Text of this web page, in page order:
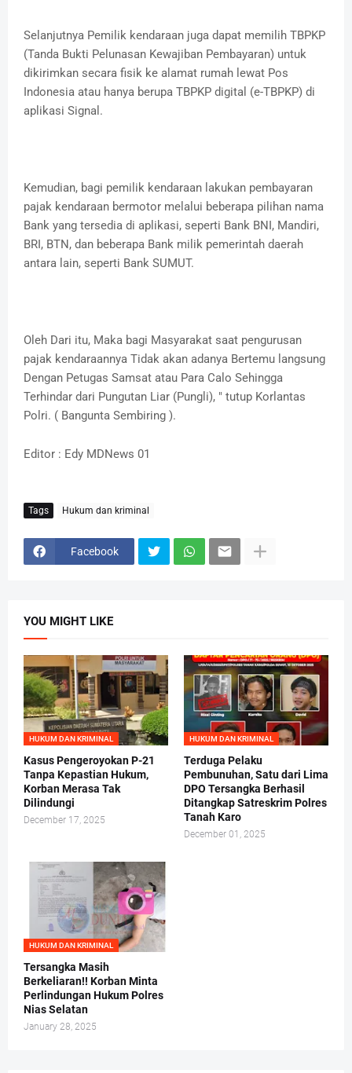
Selanjutnya Pemilik kendaraan juga dapat memilih TBPKP
(Tanda Bukti Pelunasan Kewajiban Pembayaran) untuk
dikirimkan secara fisik ke alamat rumah lewat Pos
Indonesia atau hanya berupa TBPKP digital (e-TBPKP) di
aplikasi Signal.
Kemudian, bagi pemilik kendaraan lakukan pembayaran
pajak kendaraan bermotor melalui beberapa pilihan nama
Bank yang tersedia di aplikasi, seperti Bank BNI, Mandiri,
BRI, BTN, dan beberapa Bank milik pemerintah daerah
antara lain, seperti Bank SUMUT.
Oleh Dari itu, Maka bagi Masyarakat saat pengurusan
pajak kendaraannya Tidak akan adanya Bertemu langsung
Dengan Petugas Samsat atau Para Calo Sehingga
Terhindar dari Pungutan Liar (Pungli), " tutup Korlantas
Polri. ( Bangunta Sembiring ).
Editor : Edy MDNews 01
Tags Hukum dan kriminal
Facebook
YOU MIGHT LIKE
HUKUM DAN KRIMINAL
Kasus Pengeroyokan P-21
Tanpa Kepastian Hukum,
Korban Merasa Tak
Dilindungi
December 17, 2025
HUKUM DAN KRIMINAL
Terduga Pelaku
Pembunuhan, Satu dari Lima
DPO Tersangka Berhasil
Ditangkap Satreskrim Polres
Tanah Karo
December 01, 2025
HUKUM DAN KRIMINAL
Tersangka Masih
Berkeliaran!! Korban Minta
Perlindungan Hukum Polres
Nias Selatan
January 28, 2025